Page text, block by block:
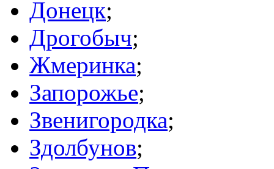
Донецк;
Дрогобыч;
Жмеринка;
Запорожье;
Звенигородка;
Здолбунов;